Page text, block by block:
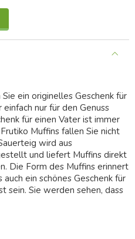
ein originelles Geschenk für
nur für den Genuss
für einen Vater ist immer
Muffins fallen Sie nicht
wird aus
und liefert Muffins direkt
Die Form des Muffins erinnert
ein schönes Geschenk für
sein. Sie werden sehen, dass